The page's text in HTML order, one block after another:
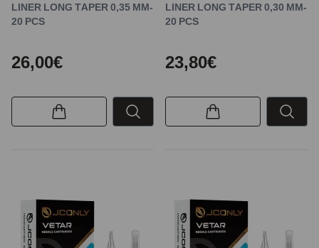
LINER LONG TAPER 0,35 MM-
20 PCS
26,00€
LINER LONG TAPER 0,30 MM-
20 PCS
23,80€